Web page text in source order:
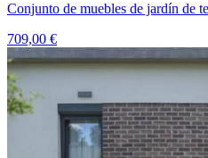
Conjunto de muebles de jardín de
709,00 €